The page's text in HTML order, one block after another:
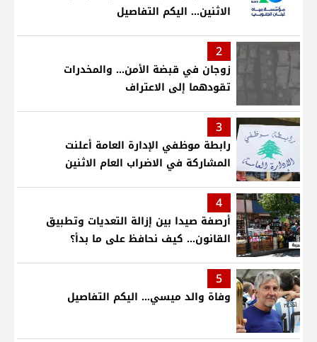
الاثنين... اليكم التفاصيل
2
زوجان في قبضة الأمن... والمخدرات
تقودهما إلى الاعتراف
3
رابطة موظفي الإدارة العامة أعلنت
المشاركة في الاضراب العام الاثنين
4
أرصفة صيدا بين إزالة التعديات وتطبيق
القانون... كيف نحافظ على ما بدأ؟
5
وفاة والد ميسي... اليكم التفاصيل